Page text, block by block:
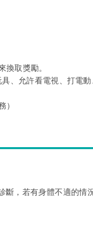
換取獎勵。
、允許看電視、打電
）
斷，若有身體不適的情